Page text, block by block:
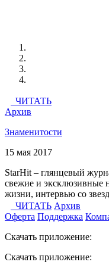
ЧИТАТЬ
Архив
Знаменитости
15 мая 2017
StarHit – глянцевый
свежие и эксклюзивные
жизни, интервью со
ЧИТАТЬ Архив
Оферта Поддержка
Скачать приложение:
Скачать приложение: